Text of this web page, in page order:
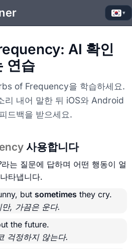
▾
AI 확인
연습
of Frequency을 학습하세요.
리 내어 말한 뒤 iOS와 Android
드백을 받으세요.
사용합니다
라는 질문에 답하며 어떤 행동이 얼
타냅니다.
but sometimes they cry.
, 가끔은 운다.
the future.
걱정하지 않는다.